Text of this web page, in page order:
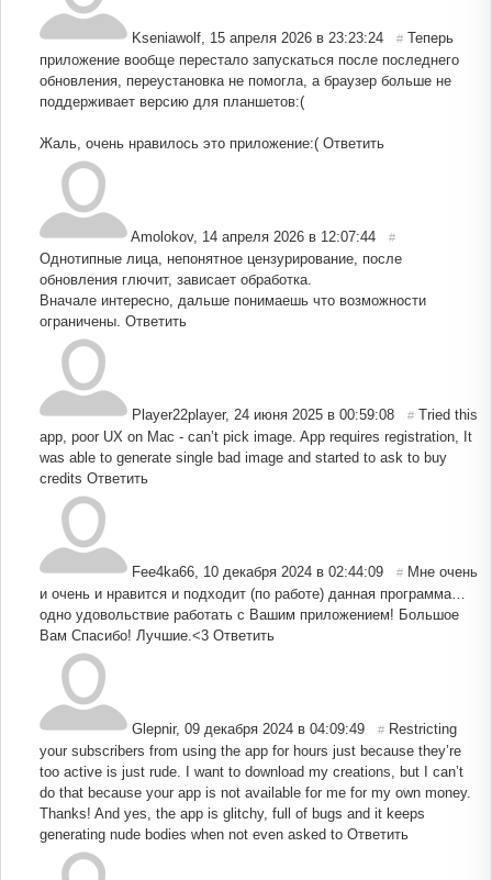
Kseniawolf, 15 апреля 2026 в 23:23:24 # Теперь
приложение вообще перестало запускаться после последнего
обновления, переустановка не помогла, а браузер больше не
поддерживает версию для планшетов:(
Жаль, очень нравилось это приложение:( Ответить
Amolokov, 14 апреля 2026 в 12:07:44 #
Однотипные лица, непонятное цензурирование, после
обновления глючит, зависает обработка.
Вначале интересно, дальше понимаешь что возможности
ограничены. Ответить
Player22player, 24 июня 2025 в 00:59:08 # Tried this
app, poor UX on Mac - can’t pick image. App requires registration, It
was able to generate single bad image and started to ask to buy
credits Ответить
Fee4ka66, 10 декабря 2024 в 02:44:09 # Мне очень
и очень и нравится и подходит (по работе) данная программа…
одно удовольствие работать с Вашим приложением! Большое
Вам Спасибо! Лучшие.<3 Ответить
Glepnir, 09 декабря 2024 в 04:09:49 # Restricting
your subscribers from using the app for hours just because they’re
too active is just rude. I want to download my creations, but I can’t
do that because your app is not available for me for my own money.
Thanks! And yes, the app is glitchy, full of bugs and it keeps
generating nude bodies when not even asked to Ответить